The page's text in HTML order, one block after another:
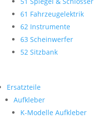
61 Fahrzeugelektrik
62 Instrumente
63 Scheinwerfer
52 Sitzbank
Ersatzteile
Aufkleber
K-Modelle Aufkleber